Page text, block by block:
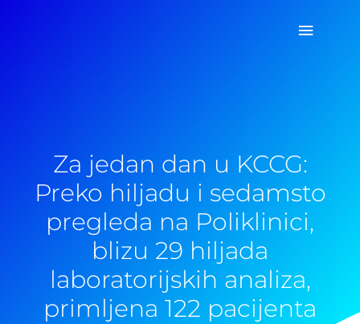
Glavni
Za jedan dan u KCCG:
Preko hiljadu i sedamsto
pregleda na Poliklinici,
blizu 29 hiljada
laboratorijskih analiza,
primljena 122 pacijenta